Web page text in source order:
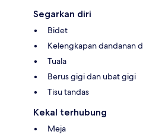
Segarkan diri
Bidet
Kelengkapan dandanan
Tuala
Berus gigi dan ubat gigi
Tisu tandas
Kekal terhubung
Meja